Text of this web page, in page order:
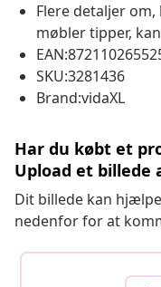
Flere detaljer
møbler tipper,
SKU:3281436
Brand:vidaXL
Har du købt et
Upload et billede
Dit billede kan
nedenfor for at